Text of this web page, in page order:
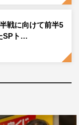
貴久
戦に向けて前半5
SPト…